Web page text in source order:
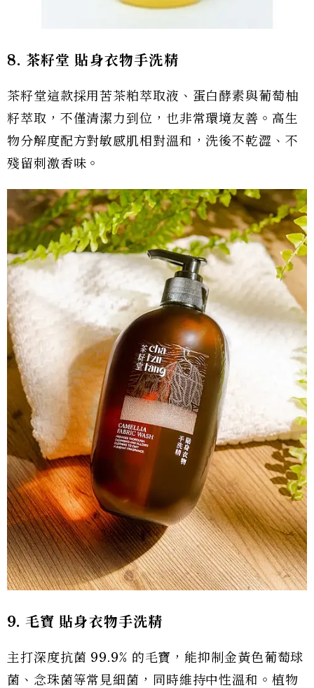
8. 茶籽堂 貼身衣物手洗精
茶籽堂這款採用苦茶粕萃取液、蛋白酵素與葡萄柚
籽萃取，不僅清潔力到位，也非常環境友善。高生
物分解度配方對敏感肌相對溫和，洗後不乾澀、不
殘留刺激香味。
9. 毛寶 貼身衣物手洗精
主打深度抗菌 99.9% 的毛寶，能抑制金黃色葡萄球
菌、念珠菌等常見細菌，同時維持中性溫和。植物